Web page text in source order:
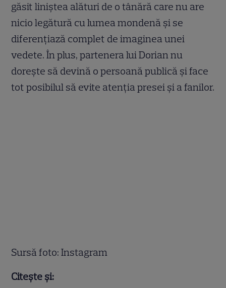
găsit liniștea alături de o tânără care nu are
nicio legătură cu lumea mondenă și se
diferențiază complet de imaginea unei
vedete. În plus, partenera lui Dorian nu
dorește să devină o persoană publică și face
tot posibilul să evite atenția presei și a fanilor.
Sursă foto: Instagram
Citește și: